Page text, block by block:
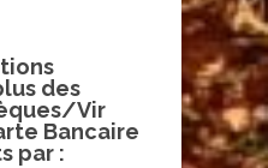
des
Vir
Bancaire
par :